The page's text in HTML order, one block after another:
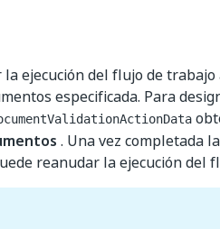
ejecución del flujo de
especificada. Para
. Una vez completada
reanudar la ejecución del